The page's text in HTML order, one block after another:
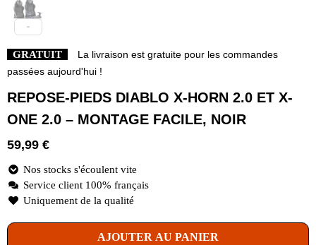
GRATUIT
La livraison est gratuite pour les commandes
passées aujourd'hui !
REPOSE-PIEDS DIABLO X-HORN 2.0 ET X-
ONE 2.0 – MONTAGE FACILE, NOIR
59,99 €
Nos stocks s'écoulent vite
Service client 100% français
Uniquement de la qualité
AJOUTER AU PANIER